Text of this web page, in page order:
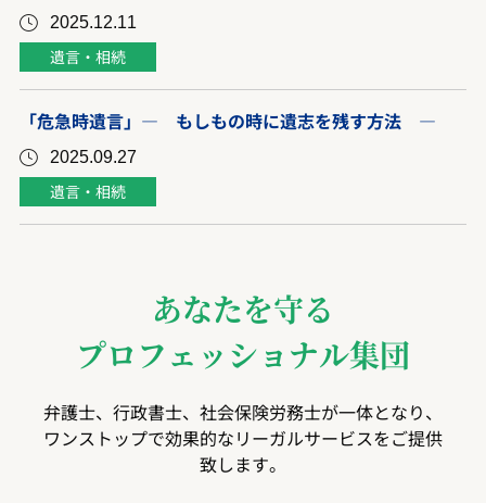
2025.12.11
遺言・相続
「危急時遺言」― もしもの時に遺志を残す方法 ―
2025.09.27
遺言・相続
あなたを守る
プロフェッショナル集団
弁護士、行政書士、社会保険労務士が一体となり、
ワンストップで効果的なリーガルサービスをご提供
致します。